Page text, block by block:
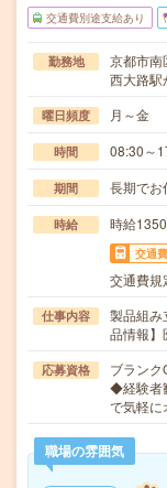
交通費別途支給あり
勤務地
京都市南
西大路駅
曜日頻度 月～金
時間 08:30～
期間 長期でお
時給 時給
交通費
交通費規
仕事内容
製品組み
品情報
応募資格
ブランク
◆経験者
で気軽
職場の雰囲気